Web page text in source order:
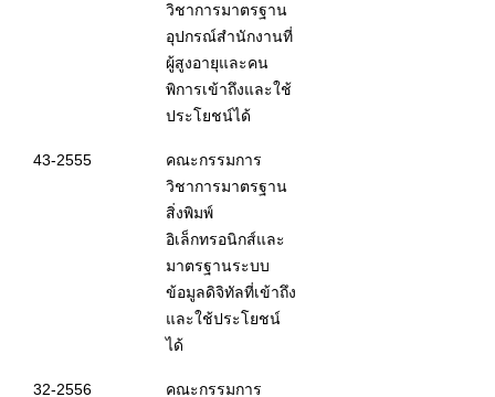
วิชาการมาตรฐาน
อุปกรณ์สำนักงานที่
ผู้สูงอายุและคน
พิการเข้าถึงและใช้
ประโยชน์ได้
43-2555
คณะกรรมการ
วิชาการมาตรฐาน
สิ่งพิมพ์
อิเล็กทรอนิกส์และ
มาตรฐานระบบ
ข้อมูลดิจิทัลที่เข้าถึง
และใช้ประโยชน์
ได้
32-2556
คณะกรรมการ